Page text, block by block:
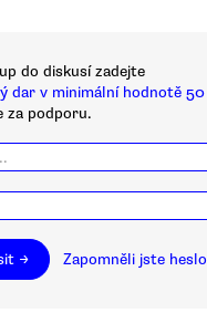
do diskusí zadejte
dar v minimální hodnotě 50
za podporu.
→ Zapomněli jste